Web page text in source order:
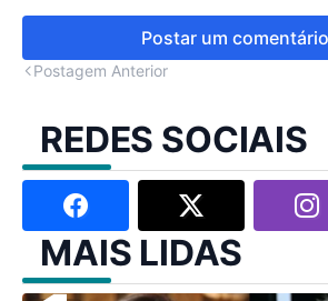
Postar um
Postagem Anterior
REDES SOCIAIS
MAIS LIDAS